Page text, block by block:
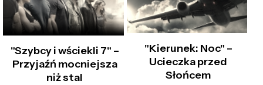
"Szybcy i wściekli 7" –
Przyjaźń mocniejsza
niż stal
"Kierunek: Noc" –
Ucieczka przed
Słońcem